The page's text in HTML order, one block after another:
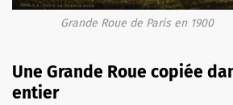
Grande Roue de Paris en 1900
Une Grande Roue copiée
entier